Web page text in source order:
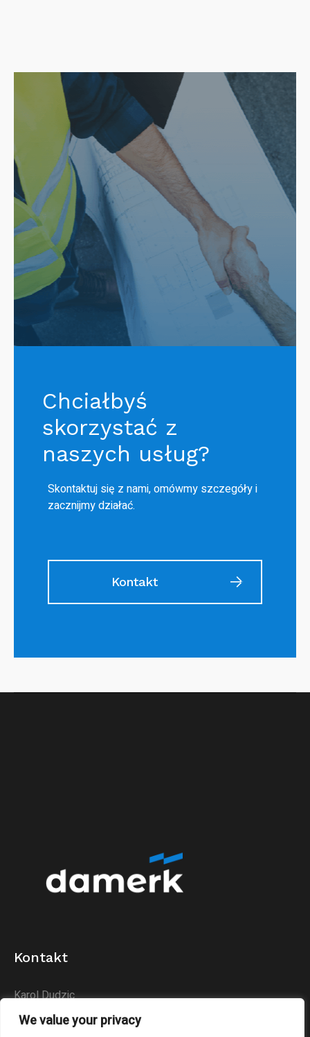
We value your privacy
Chciałbyś
skorzystać z
naszych usług?
Skontaktuj się z nami, omówmy szczegóły i
zacznijmy działać.
Kontakt
Kontakt
Karol Dudzic
Huta Podłysica 24B
26-004 Bieliny